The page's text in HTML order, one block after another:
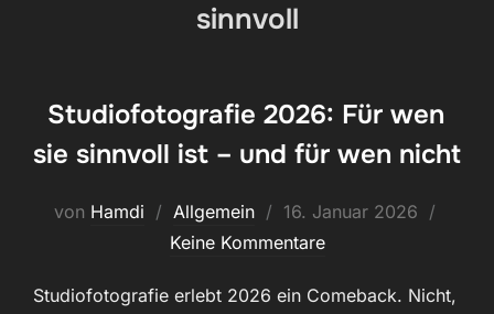
sinnvoll
Studiofotografie 2026: Für wen
sie sinnvoll ist – und für wen nicht
von Hamdi Allgemein
Veröffentlicht
am
16. Januar 2026
Keine Kommentare
Studiofotografie erlebt 2026 ein Comeback. Nicht,